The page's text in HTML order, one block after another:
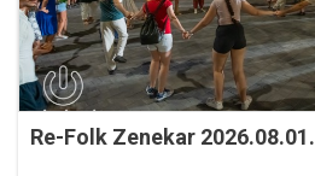
Re-Folk Zenekar 2026.08.01.